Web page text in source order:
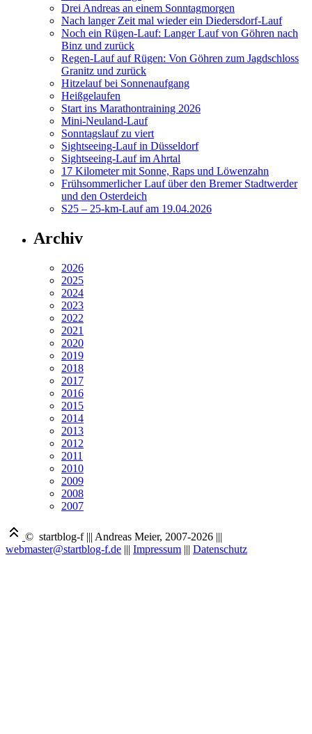
Drei Andreas an einem Sonntagmorgen
Nach langer Zeit mal wieder ein Diedersdorf-Lauf
Noch ein Rügen-Lauf: Langer Lauf von Göhren nach
Binz und zurück
Regen-Lauf auf Rügen: Von Göhren zum Jagdschloss
Granitz und zurück
Hitzelauf bei Sonnenaufgang
Heißgelaufen
Start ins Marathontraining 2026
Mini-Neuland-Lauf
Sonntagslauf zu viert
Sightseeing-Lauf in Düsseldorf
Sightseeing-Lauf im Ahrtal
17 Kilometer mit Sonne, Raps und Löwenzahn
Frühsommerlicher Lauf über den Bremer Stadtwerder
und den Osterdeich
S25 – 25-km-Lauf am 19.04.2026
Archiv
2026
2025
2024
2023
2022
2021
2020
2019
2018
2017
2016
2015
2014
2013
2012
2011
2010
2009
2008
2007
© startblog-f ||| Andreas Meier, 2007-2026 |||
webmaster@startblog-f.de ||| Impressum ||| Datenschutz